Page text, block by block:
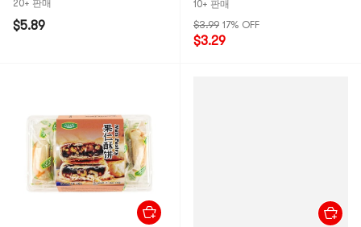
20+ 판매
$5.89
10+ 판매
$3.99 17% OFF
$3.29